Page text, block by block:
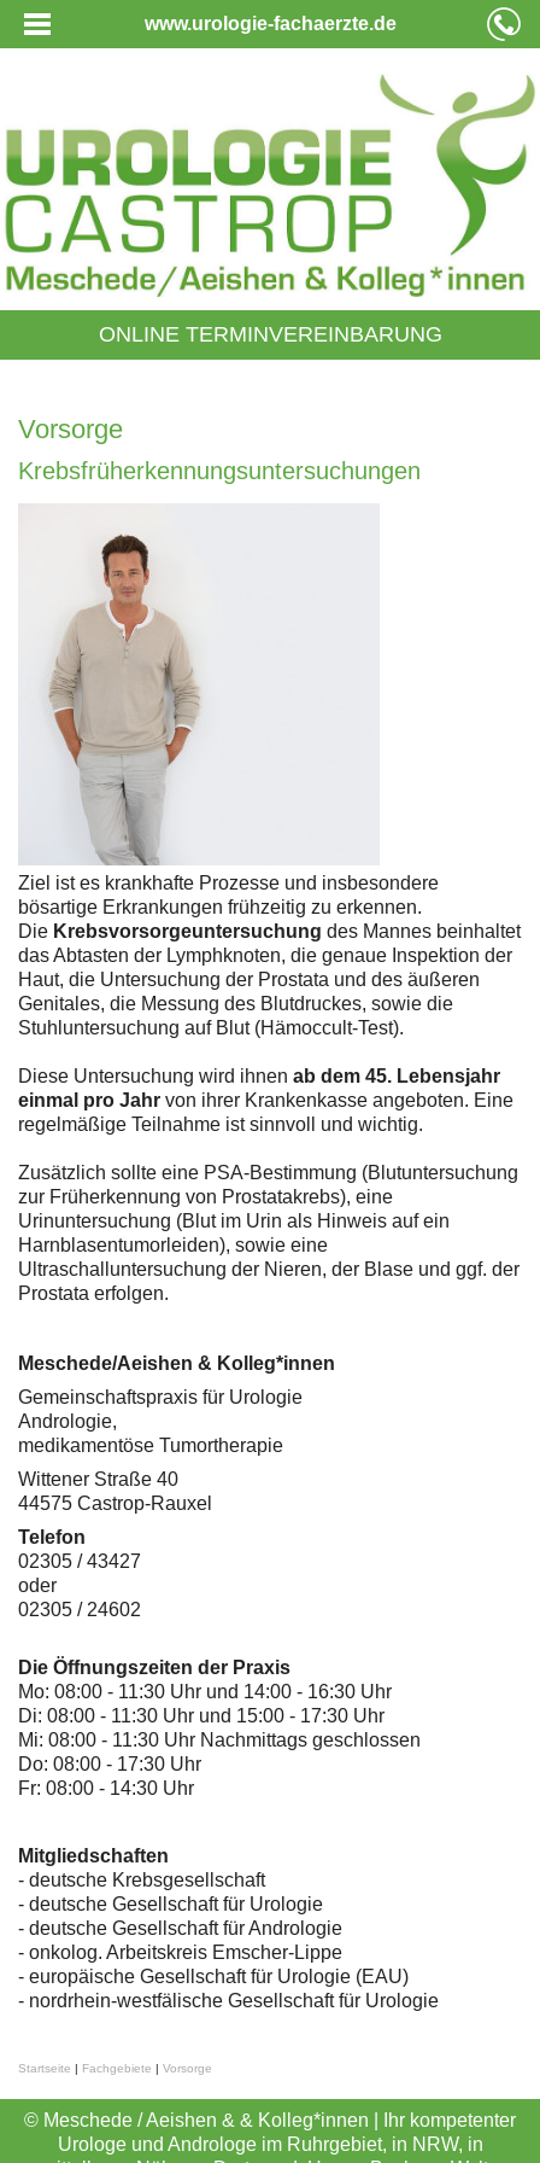
www.urologie-fachaerzte.de
ONLINE TERMINVEREINBARUNG
Vorsorge
Krebsfrüherkennungsuntersuchungen
Ziel ist es krankhafte Prozesse und insbesondere
bösartige Erkrankungen frühzeitig zu erkennen.
Die Krebsvorsorgeuntersuchung des Mannes beinhaltet
das Abtasten der Lymphknoten, die genaue Inspektion der
Haut, die Untersuchung der Prostata und des äußeren
Genitales, die Messung des Blutdruckes, sowie die
Stuhluntersuchung auf Blut (Hämoccult-Test).
Diese Untersuchung wird ihnen ab dem 45. Lebensjahr
einmal pro Jahr von ihrer Krankenkasse angeboten. Eine
regelmäßige Teilnahme ist sinnvoll und wichtig.
Zusätzlich sollte eine PSA-Bestimmung (Blutuntersuchung
zur Früherkennung von Prostatakrebs), eine
Urinuntersuchung (Blut im Urin als Hinweis auf ein
Harnblasentumorleiden), sowie eine
Ultraschalluntersuchung der Nieren, der Blase und ggf. der
Prostata erfolgen.
Meschede/Aeishen & Kolleg*innen
Gemeinschaftspraxis für Urologie
Andrologie,
medikamentöse Tumortherapie
Wittener Straße 40
44575 Castrop-Rauxel
Telefon
02305 / 43427
oder
02305 / 24602
Die Öffnungszeiten der Praxis
Mo: 08:00 - 11:30 Uhr und 14:00 - 16:30 Uhr
Di: 08:00 - 11:30 Uhr und 15:00 - 17:30 Uhr
Mi: 08:00 - 11:30 Uhr Nachmittags geschlossen
Do: 08:00 - 17:30 Uhr
Fr: 08:00 - 14:30 Uhr
Mitgliedschaften
- deutsche Krebsgesellschaft
- deutsche Gesellschaft für Urologie
- deutsche Gesellschaft für Andrologie
- onkolog. Arbeitskreis Emscher-Lippe
- europäische Gesellschaft für Urologie (EAU)
- nordrhein-westfälische Gesellschaft für Urologie
Startseite | Fachgebiete | Vorsorge
© Meschede / Aeishen & & Kolleg*innen | Ihr kompetenter
Urologe und Androloge im Ruhrgebiet, in NRW, in